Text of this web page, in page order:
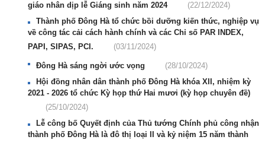
giáo nhân dịp lễ Giáng sinh năm 2024
(22/12/2024)
Thành phố Đông Hà tổ chức bồi dưỡng kiến thức, nghiệp vụ
về công tác cải cách hành chính và các Chỉ số PAR INDEX,
PAPI, SIPAS, PCI.
(03/11/2024)
Đông Hà sáng ngời ước vọng
(28/10/2024)
Hội đồng nhân dân thành phố Đông Hà khóa XII, nhiệm kỳ
2021 - 2026 tổ chức Kỳ họp thứ Hai mươi (kỳ họp chuyên đề)
(25/10/2024)
Lễ công bố Quyết định của Thủ tướng Chính phủ công nhận
thành phố Đông Hà là đô thị loại II và kỷ niệm 15 năm thành